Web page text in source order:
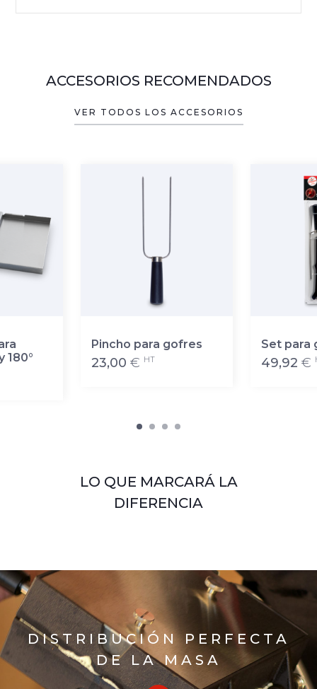
ACCESORIOS RECOMENDADOS
VER TODOS LOS ACCESORIOS
180°
Pincho para gofres
23,00 € HT
Set para
49,92 €
LO QUE MARCARÁ LA
DIFERENCIA
DISTRIBUCIÓN PERFECTA
DE LA MASA